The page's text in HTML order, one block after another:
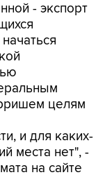
- экспорт
целям
и для каких-
места нет", -
на сайте